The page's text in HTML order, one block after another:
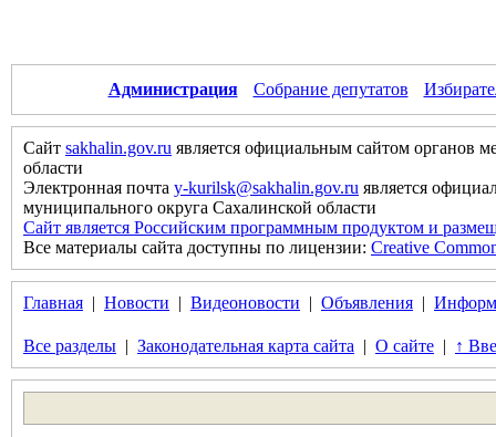
Администрация Собрание депутатов
Сайт sakhalin.gov.ru является официальным сайтом органов
области
Электронная почта y-kurilsk@sakhalin.gov.ru является
муниципального округа Сахалинской области
Сайт является Российским программным продуктом и
Все материалы сайта доступны по лицензии: Creative
Главная | Новости | Видеоновости | Объявления |
Все разделы | Законодательная карта сайта | О сайте | ↑